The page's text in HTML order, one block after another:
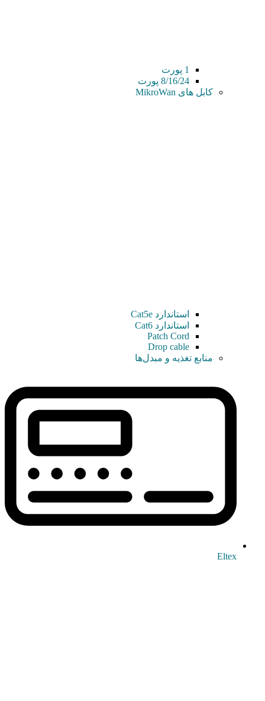
1 پورت
8/16/24 پورت
کابل های MikroWan
استاندارد Cat5e
استاندارد Cat6
Patch Cord
Drop cable
منابع تغذیه و مبدل‌ها
Eltex